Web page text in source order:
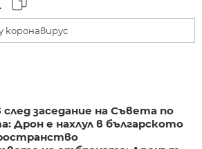
коронавирус
заседание на Съвета по
Дрон е нахлул в българското